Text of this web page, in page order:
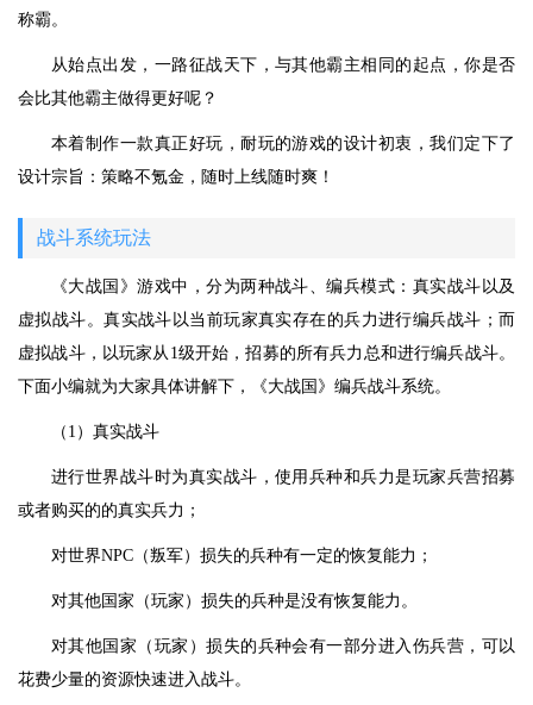
称霸。
从始点出发，一路征战天下，与其他霸主相同的起点，你是否
会比其他霸主做得更好呢？
本着制作一款真正好玩，耐玩的游戏的设计初衷，我们定下了
设计宗旨：策略不氪金，随时上线随时爽！
战斗系统玩法
《大战国》游戏中，分为两种战斗、编兵模式：真实战斗以及
虚拟战斗。真实战斗以当前玩家真实存在的兵力进行编兵战斗；而
虚拟战斗，以玩家从1级开始，招募的所有兵力总和进行编兵战斗。
下面小编就为大家具体讲解下，《大战国》编兵战斗系统。
（1）真实战斗
进行世界战斗时为真实战斗，使用兵种和兵力是玩家兵营招募
或者购买的的真实兵力；
对世界NPC（叛军）损失的兵种有一定的恢复能力；
对其他国家（玩家）损失的兵种是没有恢复能力。
对其他国家（玩家）损失的兵种会有一部分进入伤兵营，可以
花费少量的资源快速进入战斗。